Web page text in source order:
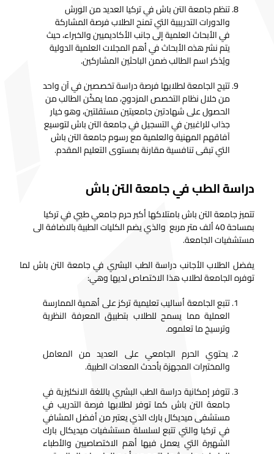
تنظم جامعة التن باش في تركيا العديد من الورش
والدورات التدريبية التي تمنح الطلاب فرصة المشاركة
في الأبحاث العلمية إلى جانب الأكاديميين والخبراء، حيث
يتم نشر هذه الأبحاث في أهم المجلات العلمية الدولية
ويُذكر اسم الطالب ضمن الباحثين المشاركين.
تتيح الجامعة لطلابها فرصة دراسة تخصصين في آن واحد
من خلال نظام التخصص المزدوج، مما يمكّن الطالب من
الحصول على شهادتين جامعيتين مستقلتين، وهو خيار
جذاب للراغبين في التسجيل في جامعة التن باش لتوسيع
آفاقهم المهنية والعلمية مع رسوم جامعة التن باش
التي تبقى تنافسية مقارنة بمستوى التعليم المقدم.
دراسة الطب في جامعة التن باش
تتميز جامعة التن باش بامتلاكها أكبر حرم جامعي طبي في تركيا
بمساحة 40 ألف متر مربع والذي يضم الكليات الطبية بالاضافة الى
مستشفيات الجامعة.
يفضل الطلاب الأجانب دراسة الطب البشري في جامعة التن باش لما
توفره الجامعة لطلاب هذا الاختصاص لديها وهي:
تتبع الجامعة أساليب تعليمية تركز على أهمية الممارسة
العملية مما يسمح للطلاب بتطبيق المعرفة النظرية
وترسيخ ما تعلموه.
يحتوي الحرم الجامعي على العديد من المعامل
والمختبرات المجهزة بأحدث المعدات الطبية.
تتوفر إمكانية دراسة الطب البشري باللغة الانكليزية في
جامعة التن باش كما توفر لطلابها فرصة التدريب في
مستشفى ميديكال بارك الذي يعتبر من أفضل المشافي
في تركيا والتي تتبع لسلسلة مستشفيات ميديكال بارك
الشهيرة التي يعمل فيها أهم الاختصاصيين والأطباء